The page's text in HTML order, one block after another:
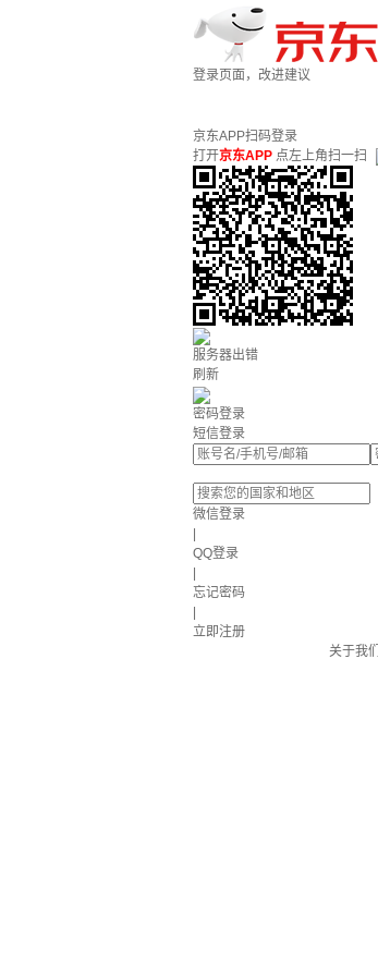
登录页面，改进建议
京东APP扫码登录
打开京东APP 点左上角扫一扫
服务器出错
刷新
密码登录
短信登录
微信登录
QQ登录
忘记密码
立即注册
关于我们